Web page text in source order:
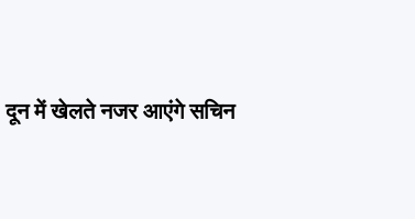
दून में खेलते नजर आएंगे सचिन